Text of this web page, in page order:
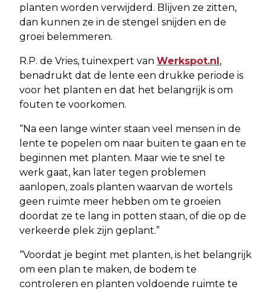
planten worden verwijderd. Blijven ze zitten,
dan kunnen ze in de stengel snijden en de
groei belemmeren.
R.P. de Vries, tuinexpert van Werkspot.nl ,
benadrukt dat de lente een drukke periode is
voor het planten en dat het belangrijk is om
fouten te voorkomen.
“Na een lange winter staan veel mensen in de
lente te popelen om naar buiten te gaan en te
beginnen met planten. Maar wie te snel te
werk gaat, kan later tegen problemen
aanlopen, zoals planten waarvan de wortels
geen ruimte meer hebben om te groeien
doordat ze te lang in potten staan, of die op de
verkeerde plek zijn geplant.”
“Voordat je begint met planten, is het belangrijk
om een plan te maken, de bodem te
controleren en planten voldoende ruimte te